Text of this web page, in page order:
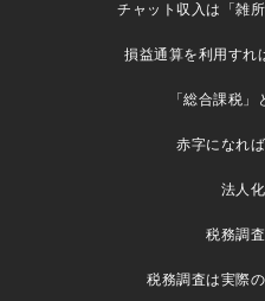
チャット収入は「雑
損益通算を利用すれ
「総合課税」
赤字になれ
法人
税務調
税務調査は実際